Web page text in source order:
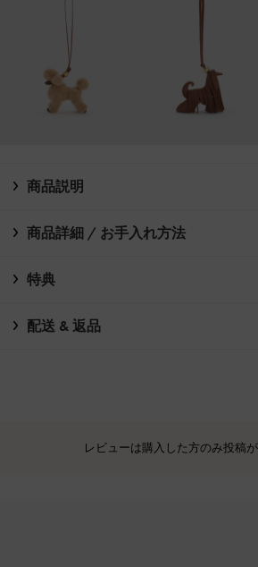
商品説明
商品詳細 / お手入れ方法
特典
配送 & 返品
レビューは購入した方のみ投稿が